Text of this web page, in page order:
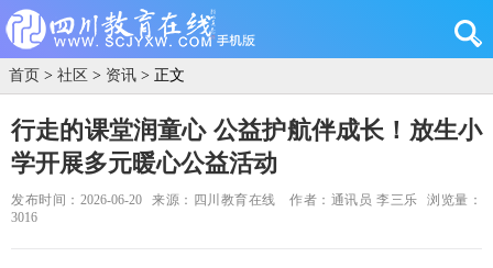
首页 > 社区 > 资讯 > 正文
行走的课堂润童心 公益护航伴成长！放生小
学开展多元暖心公益活动
发布时间：2026-06-20 来源：四川教育在线 作者：通讯员 李三乐
浏览量：
3016